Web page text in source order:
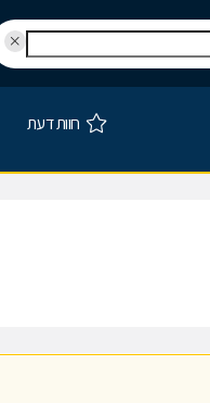
חוות דעת